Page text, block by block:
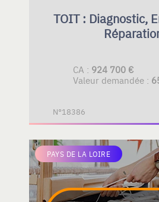
TOIT : Diagnostic, Entretien et
CA : 924 700 €
Valeur demandée :
N°18386
PAYS DE LA LOIRE